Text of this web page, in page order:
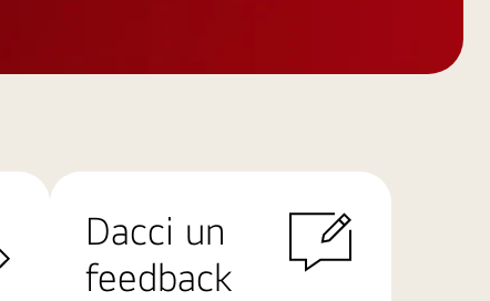
Dacci un
feedback